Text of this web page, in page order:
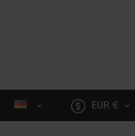
 EUR € 